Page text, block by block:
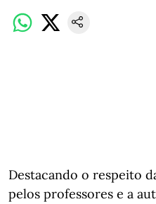
Destacando o respeito
pelos professores e a